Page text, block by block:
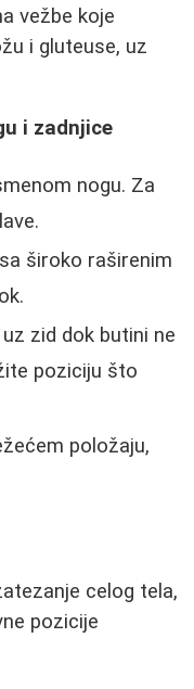
vežbe koje
i gluteuse, uz
i zadnjice
nogu. Za
široko raširenim
zid dok butini ne
poziciju što
položaju,
celog tela,
pozicije